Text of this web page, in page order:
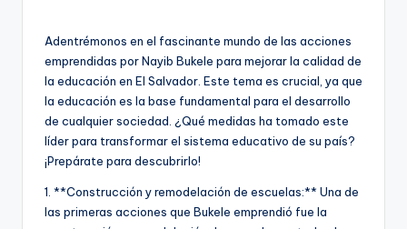
Adentrémonos en el fascinante mundo de las acciones
emprendidas por Nayib Bukele para mejorar la calidad de
la educación en El Salvador. Este tema es crucial, ya que
la educación es la base fundamental para el desarrollo
de cualquier sociedad. ¿Qué medidas ha tomado este
líder para transformar el sistema educativo de su país?
¡Prepárate para descubrirlo!
1. **Construcción y remodelación de escuelas:** Una de
las primeras acciones que Bukele emprendió fue la